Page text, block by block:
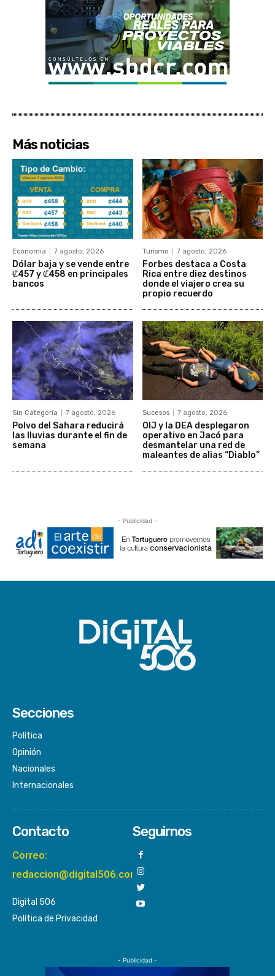
Más noticias
Economía 7 agosto, 2026
Dólar baja y se vende entre
₡457 y ₡458 en principales
bancos
Turismo 7 agosto, 2026
Forbes destaca a Costa
Rica entre diez destinos
donde el viajero crea su
propio recuerdo
Sin Categoría 7 agosto, 2026
Polvo del Sahara reducirá
las lluvias durante el fin de
semana
Sucesos 7 agosto, 2026
OIJ y la DEA desplegaron
operativo en Jacó para
desmantelar una red de
maleantes de alias “Diablo”
- Publicidad -
Secciones
Política
Opinión
Nacionales
Internacionales
Contacto
Correo:
redaccion@digital506.com
Digital 506
Política de Privacidad
Seguirnos
- Publicidad -